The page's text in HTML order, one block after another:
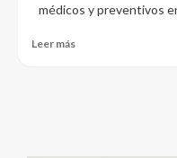
médicos y preventivos
Leer más